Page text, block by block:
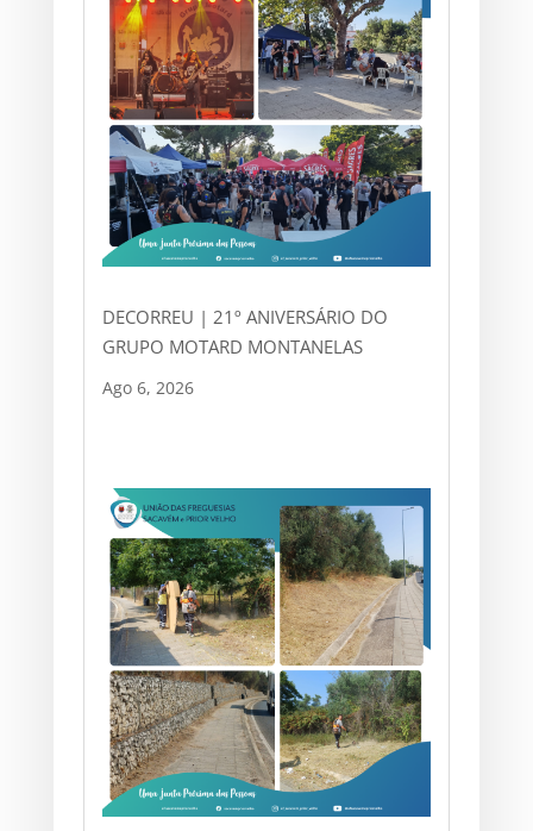
DECORREU | 21º ANIVERSÁRIO DO
GRUPO MOTARD MONTANELAS
Ago 6, 2026